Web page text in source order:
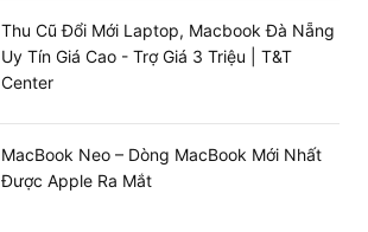
Thu Cũ Đổi Mới Laptop, Macbook Đà Nẵng
Uy Tín Giá Cao - Trợ Giá 3 Triệu | T&T
Center
MacBook Neo – Dòng MacBook Mới Nhất
Được Apple Ra Mắt